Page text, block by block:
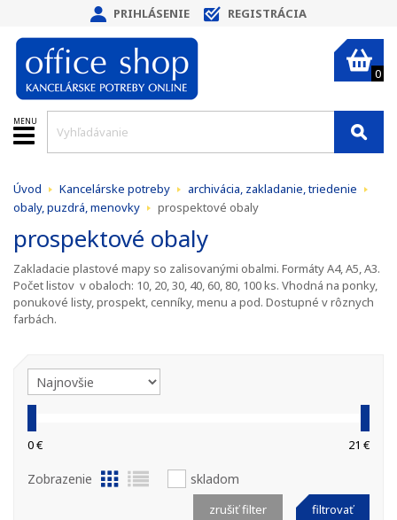
PRIHLÁSENIE REGISTRÁCIA
0
MENU
Úvod Kancelárske potreby
archivácia, zakladanie, triedenie
obaly, puzdrá, menovky
prospektové obaly
prospektové obaly
Zakladacie plastové mapy so zalisovanými obalmi. Formáty A4, A5, A3.
Počet listov v obaloch: 10, 20, 30, 40, 60, 80, 100 ks. Vhodná na ponky,
ponukové listy, prospekt, cenníky, menu a pod. Dostupné v rôznych
farbách.
0 € 21 €
Zobrazenie skladom
filtrovať
zrušiť filter